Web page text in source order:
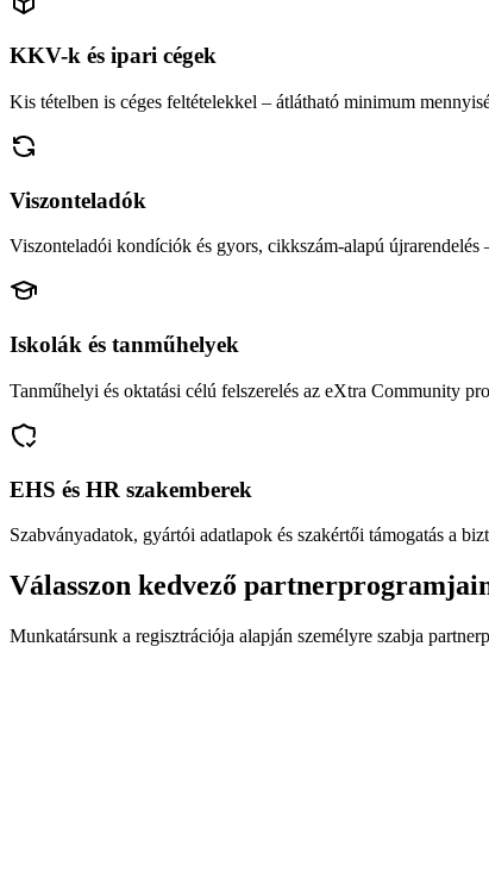
KKV-k és ipari cégek
Kis tételben is céges feltételekkel – átlátható minimum
Viszonteladók
Viszonteladói kondíciók és gyors, cikkszám-alapú újrarendelés
Iskolák és tanműhelyek
Tanműhelyi és oktatási célú felszerelés az eXtra Community
EHS és HR szakemberek
Szabványadatok, gyártói adatlapok és szakértői támogatás a
Válasszon kedvező
Munkatársunk a regisztrációja alapján személyre szabja